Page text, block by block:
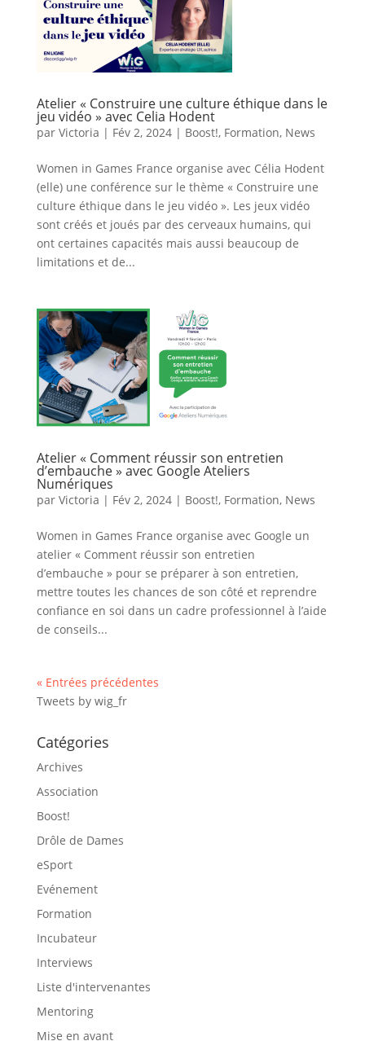
Atelier « Construire une culture éthique dans le
jeu vidéo » avec Celia Hodent
par Victoria | Fév 2, 2024| Boost!, Formation, News
Women in Games France organise avec Célia Hodent
(elle) une conférence sur le thème « Construire une
culture éthique dans le jeu vidéo ». Les jeux vidéo
sont créés et joués par des cerveaux humains, qui
ont certaines capacités mais aussi beaucoup de
limitations et de...
Atelier « Comment réussir son entretien
d’embauche » avec Google Ateliers
Numériques
par Victoria | Fév 2, 2024| Boost!, Formation, News
Women in Games France organise avec Google un
atelier « Comment réussir son entretien
d’embauche » pour se préparer à son entretien,
mettre toutes les chances de son côté et reprendre
confiance en soi dans un cadre professionnel à l’aide
de conseils...
« Entrées précédentes
Tweets by wig_fr
Catégories
Archives
Association
Boost!
Drôle de Dames
eSport
Evénement
Formation
Incubateur
Interviews
Liste d'intervenantes
Mentoring
Mise en avant